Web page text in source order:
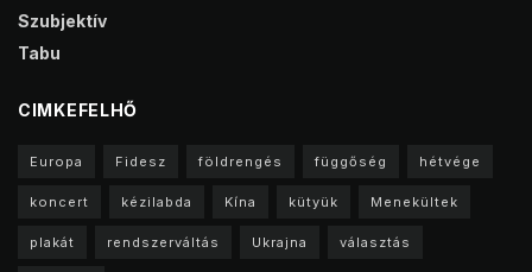
Szubjektív
Tabu
CIMKEFELHŐ
Europa Fidesz földrengés függőség hétvége
koncert kézilabda Kína kütyük Menekültek
plakát rendszerváltás Ukrajna választás